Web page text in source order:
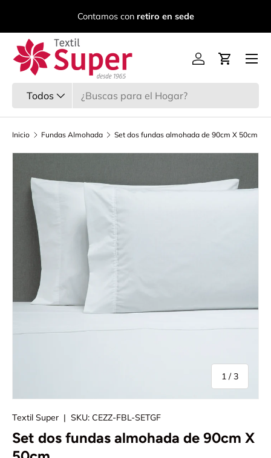
Ir al contenido
Contamos conretiro en sede
Todos
Iniciar sesión
Carrito
Menú
Inicio Fundas Almohada Set dos fundas almohada de 90cm X 50cm
1 /de
3
Textil Super | SKU: CEZZ-FBL-SETGF
Set dos fundas almohada de 90cm X